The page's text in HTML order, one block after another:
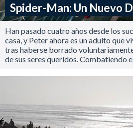
Spider-Man: Un Nuevo
Han pasado cuatro años desde los
casa, y Peter ahora es un adulto que
tras haberse borrado
de sus seres queridos. Combatiendo